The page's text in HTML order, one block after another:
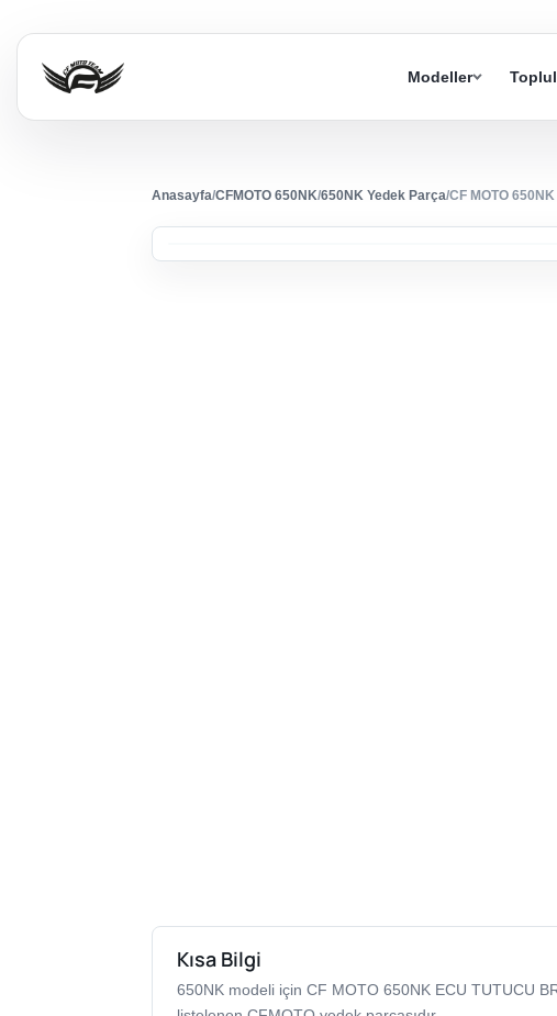
Modeller
Anasayfa/CFMOTO 650NK/650NK Yedek Parça/CF MOTO
Kısa Bilgi
650NK modeli için CF MOTO 650NK ECU TUTUCU